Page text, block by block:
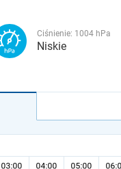
Ciśnienie: 1004 hPa
Niskie